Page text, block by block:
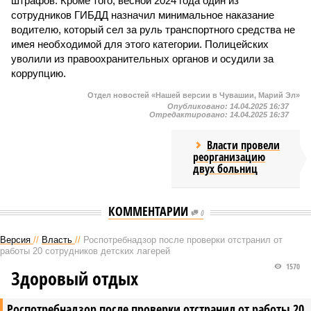
сотрудников ГИБДД назначил минимальное наказание
водителю, который сел за руль транспортного средства не
имея необходимой для этого категории. Полицейских
уволили из правоохранительных органов и осудили за
коррупцию.
Отдел новостей «Нашей версии в Чувашии, Марий Эл»
Опубликовано: 14.04.2025 16:37
Отредактировано: 14.04.2025 16:37
Власти провели
реорганизацию
двух больниц
КОММЕНТАРИИ 0
Версия // Власть // Роспотребнадзор после проверки отстранил от
работы 20 сотрудников детских лагерей
1570
Здоровый отдых